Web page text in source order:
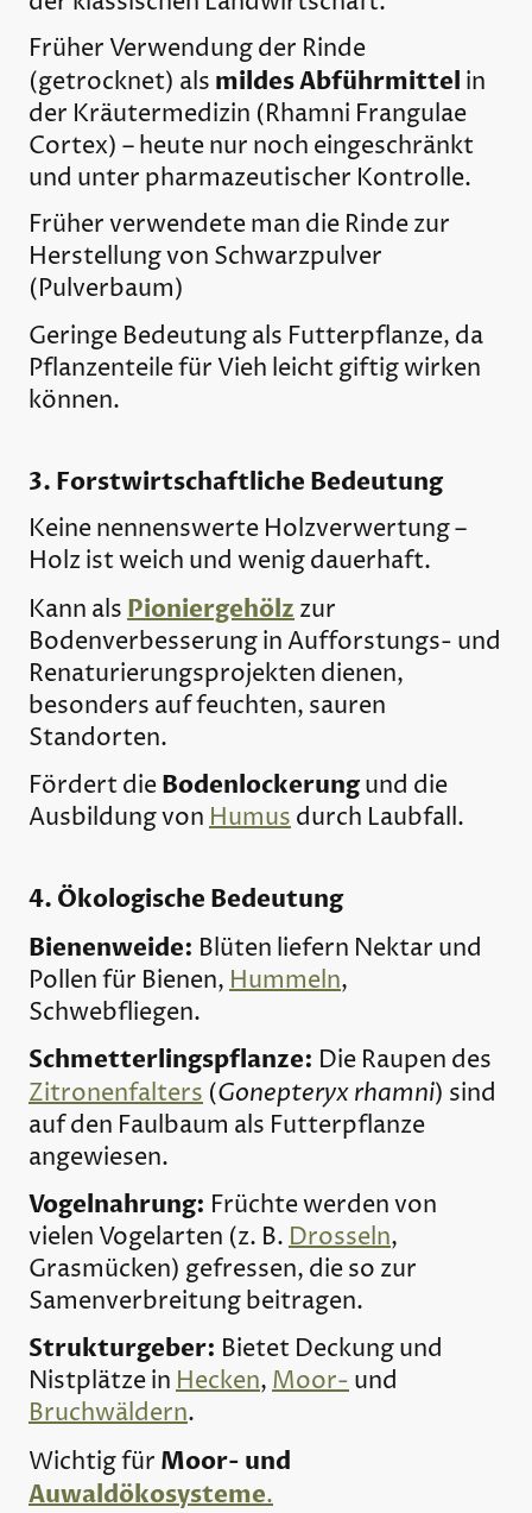
Früher Verwendung der Rinde
(getrocknet) als mildes Abführmittel in
der Kräutermedizin (Rhamni Frangulae
Cortex) – heute nur noch eingeschränkt
und unter pharmazeutischer Kontrolle.
Früher verwendete man die Rinde zur
Herstellung von Schwarzpulver
(Pulverbaum)
Geringe Bedeutung als Futterpflanze, da
Pflanzenteile für Vieh leicht giftig wirken
können.
3. Forstwirtschaftliche Bedeutung
Keine nennenswerte Holzverwertung –
Holz ist weich und wenig dauerhaft.
Kann als Pioniergehölz zur
Bodenverbesserung in Aufforstungs- und
Renaturierungsprojekten dienen,
besonders auf feuchten, sauren
Standorten.
Fördert dieBodenlockerungund die
Ausbildung vonHumusdurch Laubfall.
4. Ökologische Bedeutung
Bienenweide: Blüten liefern Nektar und
Pollen für Bienen,Hummeln,
Schwebfliegen.
Schmetterlingspflanze: Die Raupen des
Zitronenfalters (Gonepteryx rhamni) sind
auf den Faulbaum als Futterpflanze
angewiesen.
Vogelnahrung: Früchte werden von
vielen Vogelarten (z. B.Drosseln,
Grasmücken) gefressen, die so zur
Samenverbreitung beitragen.
Strukturgeber: Bietet Deckung und
Nistplätze inHecken,Moor-und
Bruchwäldern.
Wichtig für Moor- und
Auwaldökosysteme.